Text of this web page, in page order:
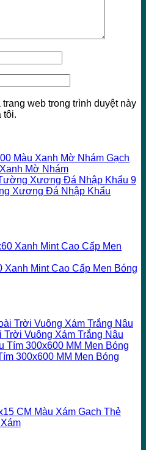
web trong trình duyệt này
tôi.
Gạch
Mờ Nhám
9
Xương Đá Nhập Khẩu
Mint Cao Cấp Men Bóng
Vuông Xám Trắng Nâu
300x600 MM Men Bóng
Gạch Thẻ